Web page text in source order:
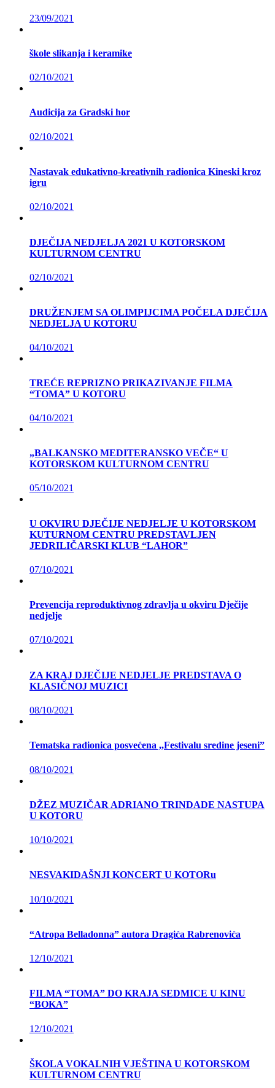
23/09/2021
škole slikanja i keramike
02/10/2021
Audicija za Gradski hor
02/10/2021
Nastavak edukativno-kreativnih radionica Kineski kroz
igru
02/10/2021
DJEČIJA NEDJELJA 2021 U KOTORSKOM
KULTURNOM CENTRU
02/10/2021
DRUŽENJEM SA OLIMPIJCIMA POČELA DJEČIJA
NEDJELJA U KOTORU
04/10/2021
TREĆE REPRIZNO PRIKAZIVANJE FILMA
“TOMA” U KOTORU
04/10/2021
„BALKANSKO MEDITERANSKO VEČE“ U
KOTORSKOM KULTURNOM CENTRU
05/10/2021
U OKVIRU DJEČIJE NEDJELJE U KOTORSKOM
KUTURNOM CENTRU PREDSTAVLJEN
JEDRILIČARSKI KLUB “LAHOR”
07/10/2021
Prevencija reproduktivnog zdravlja u okviru Dječije
nedjelje
07/10/2021
ZA KRAJ DJEČIJE NEDJELJE PREDSTAVA O
KLASIČNOJ MUZICI
08/10/2021
Tematska radionica posvećena ,,Festivalu sredine jeseni”
08/10/2021
DŽEZ MUZIČAR ADRIANO TRINDADE NASTUPA
U KOTORU
10/10/2021
NESVAKIDAŠNJI KONCERT U KOTORu
10/10/2021
“Atropa Belladonna” autora Dragića Rabrenovića
12/10/2021
FILMA “TOMA” DO KRAJA SEDMICE U KINU
“BOKA”
12/10/2021
ŠKOLA VOKALNIH VJEŠTINA U KOTORSKOM
KULTURNOM CENTRU